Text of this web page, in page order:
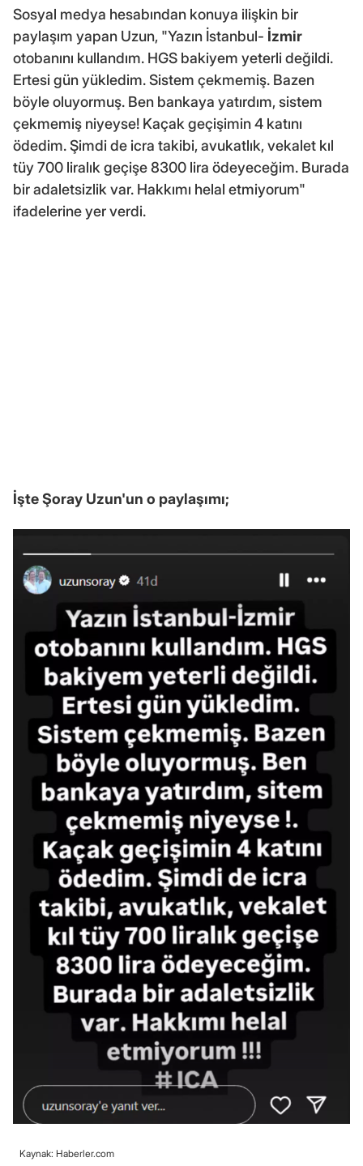
Sosyal medya hesabından konuya ilişkin bir
paylaşım yapan Uzun, "Yazın İstanbul- İzmir
otobanını kullandım. HGS bakiyem yeterli değildi.
Ertesi gün yükledim. Sistem çekmemiş. Bazen
böyle oluyormuş. Ben bankaya yatırdım, sistem
çekmemiş niyeyse! Kaçak geçişimin 4 katını
ödedim. Şimdi de icra takibi, avukatlık, vekalet kıl
tüy 700 liralık geçişe 8300 lira ödeyeceğim. Burada
bir adaletsizlik var. Hakkımı helal etmiyorum"
ifadelerine yer verdi.
İşte Şoray Uzun'un o paylaşımı;
Kaynak: Haberler.com